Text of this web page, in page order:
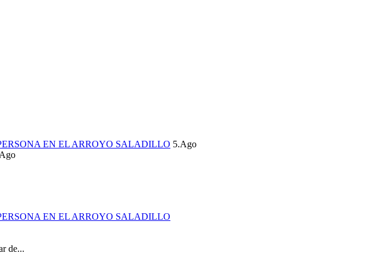
EN EL ARROYO SALADILLO 5.Ago
EN EL ARROYO SALADILLO
de...